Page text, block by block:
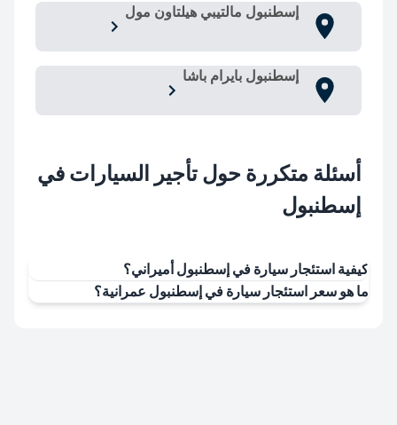
إسطنبول مالتيبي هيلتاون مول
إسطنبول بايرام باشا
أسئلة متكررة حول تأجير السيارات في
إسطنبول
كيفية استئجار سيارة في إسطنبول أميراني؟
ما هو سعر استئجار سيارة في إسطنبول عمرانية؟